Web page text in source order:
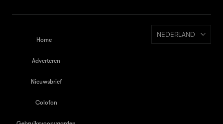
Home
Adverteren
Nieuwsbrief
Colofon
NEDERLAND